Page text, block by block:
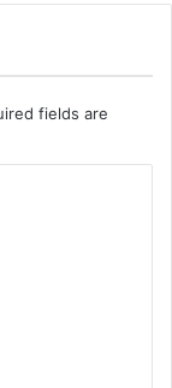
fields are